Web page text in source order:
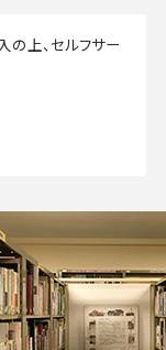
上、セルフサー